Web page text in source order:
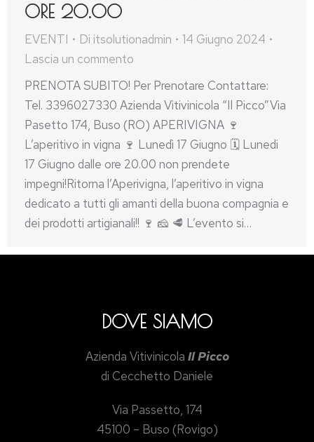
ORE 20.00
EVENTI Di itsolutionadmin
14 Giugno 2024
Lascia un commento
PRENOTA SUBITO! Per Prenotare Contattare:
Tel. 3396027330 Azienda Vitivinicola “Il Picco”Via
Pasetto 174, Buso (RO) APERIVIGNA 🍷
L’aperitivo in vigna 🍷 Lunedì 17 Giugno 🗓️ Lunedi
17 Giugno dalle ore 20.00 non prendete
impegni!Ritorna l’Aperivigna, l’aperitivo in vigna
dedicato a tutti gli amanti della buona compagnia e
dei prodotti artigianali!! 🍷 🧀 🥩 L’evento si…
DOVE SIAMO
Azienda Vitivinicola Il Picco
di Cecchetto Daniele
Via Passetto, 174
45100 – Buso (Rovigo)